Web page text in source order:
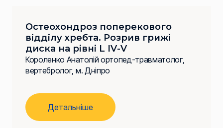
Остеохондроз поперекового
відділу хребта. Розрив грижі
диска на рівні L IV-V
Короленко Анатолій ортопед-травматолог,
вертебролог, м. Дніпро
Детальніше